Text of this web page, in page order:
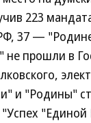
223
37 —
не прошли в
и "Родины"
"Единой